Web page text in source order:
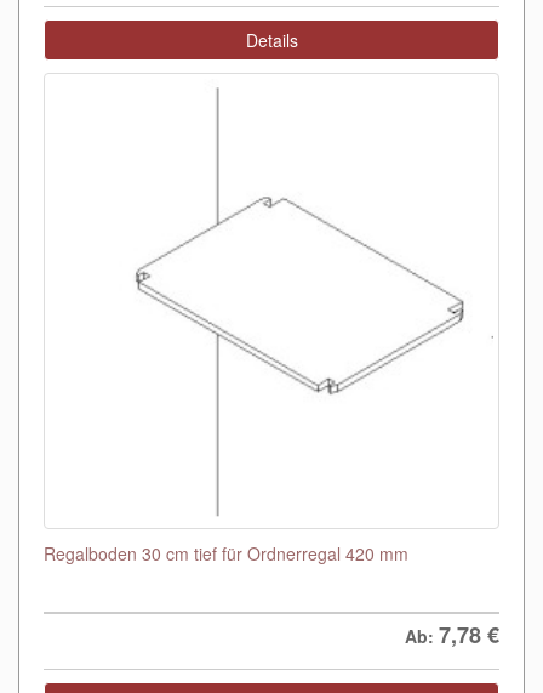
Details
Regalboden 30 cm tief für Ordnerregal 420 mm
Ab: 7,78€